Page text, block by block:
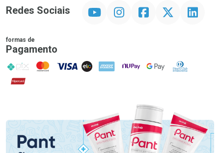
Redes Sociais InstagramFacebookTwitter Linkedin
formas de
Pagamento
PIX MasterCard
VISA ELO AMEX NuPay Google PayDiners Club
Hipercard
Promoção em Destaque